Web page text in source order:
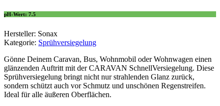
pH-Wert: 7.5
Hersteller: Sonax
Kategorie: Sprühversiegelung
Gönne Deinem Caravan, Bus, Wohnmobil oder Wohnwagen einen
glänzenden Auftritt mit der CARAVAN SchnellVersiegelung. Diese
Sprühversiegelung bringt nicht nur strahlenden Glanz zurück,
sondern schützt auch vor Schmutz und unschönen Regenstreifen.
Ideal für alle äußeren Oberflächen.